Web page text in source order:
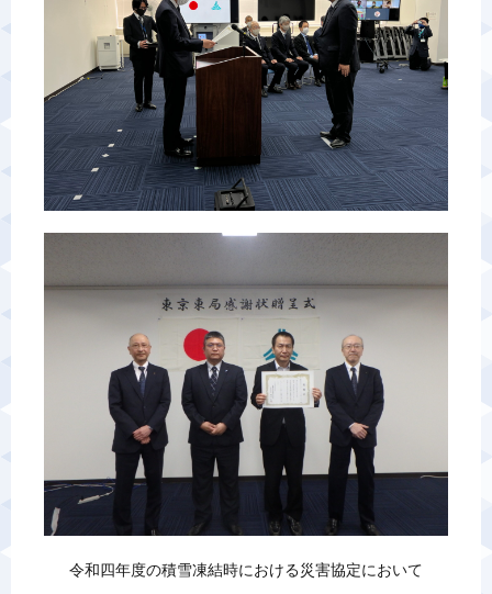
令和四年度の積雪凍結時における災害協定において